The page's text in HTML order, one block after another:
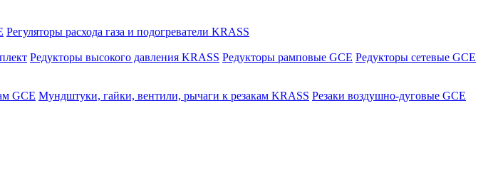
Регуляторы расхода газа и подогреватели KRASS
Редукторы высокого давления KRASS Редукторы рамповые GCE Редукторы сетевые GCE
GCE Мундштуки, гайки, вентили, рычаги к резакам KRASS Резаки воздушно-дуговые GCE